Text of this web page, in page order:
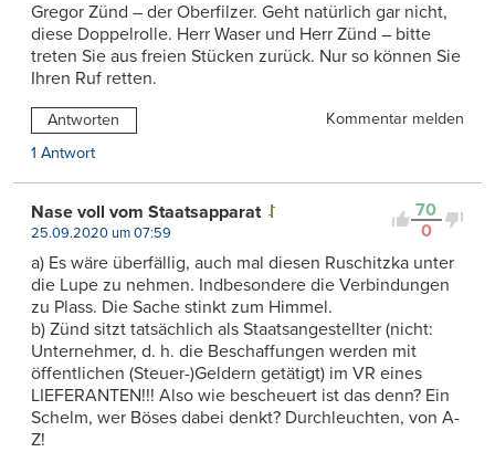
Gregor Zünd – der Oberfilzer. Geht natürlich gar nicht,
diese Doppelrolle. Herr Waser und Herr Zünd – bitte
treten Sie aus freien Stücken zurück. Nur so können Sie
Ihren Ruf retten.
Antworten
Kommentar melden
1 Antwort
70
0
Nase voll vom Staatsapparat
25.09.2020 um 07:59
a) Es wäre überfällig, auch mal diesen Ruschitzka unter
die Lupe zu nehmen. Indbesondere die Verbindungen
zu Plass. Die Sache stinkt zum Himmel.
b) Zünd sitzt tatsächlich als Staatsangestellter (nicht:
Unternehmer, d. h. die Beschaffungen werden mit
öffentlichen (Steuer-)Geldern getätigt) im VR eines
LIEFERANTEN!!! Also wie bescheuert ist das denn? Ein
Schelm, wer Böses dabei denkt? Durchleuchten, von A-
Z!